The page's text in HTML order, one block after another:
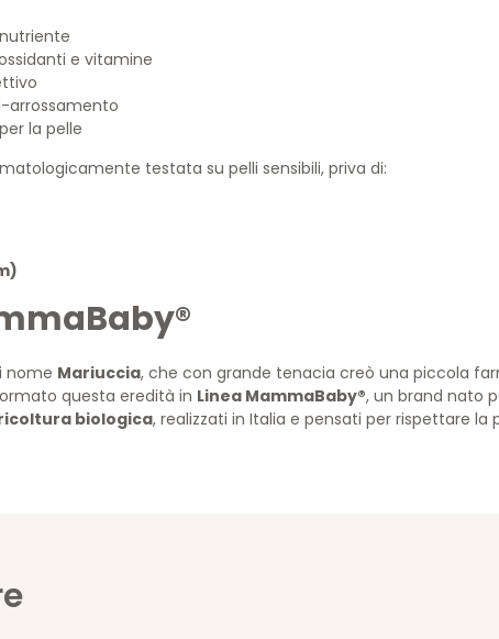
e vitamine
arrossamento
la pelle
testata su pelli sensibili, priva di:
nome Mariuccia, che con grande tenacia creò una piccola
questa eredità in Linea MammaBaby®, un brand nato
biologica, realizzati in Italia e pensati per rispettare la